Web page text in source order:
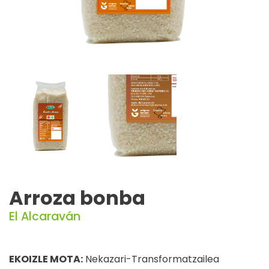
Arroza bonba
El Alcaraván
EKOIZLE MOTA: Nekazari-Transformatzailea